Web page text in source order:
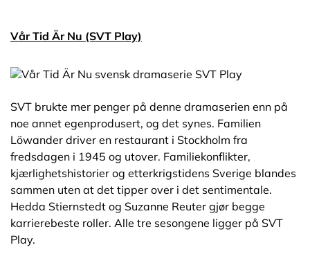
Vår Tid Är Nu (SVT Play)
SVT brukte mer penger på denne dramaserien enn på
noe annet egenprodusert, og det synes. Familien
Löwander driver en restaurant i Stockholm fra
fredsdagen i 1945 og utover. Familiekonflikter,
kjærlighetshistorier og etterkrigstidens Sverige blandes
sammen uten at det tipper over i det sentimentale.
Hedda Stiernstedt og Suzanne Reuter gjør begge
karrierebeste roller. Alle tre sesongene ligger på SVT
Play.